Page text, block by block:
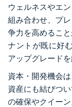
ウェルネスやエ
組み合わせ、プ
争力を高めるこ
ナントが既に好
アップグレード
資本・開発機会
資産にも結びつ
の確保やクイー